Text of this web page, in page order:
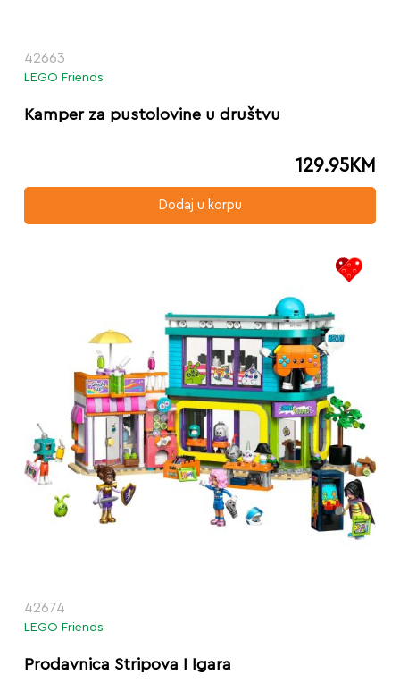
42663
LEGO Friends
Kamper za pustolovine u društvu
129.95KM
Dodaj u korpu
42674
LEGO Friends
Prodavnica Stripova I Igara